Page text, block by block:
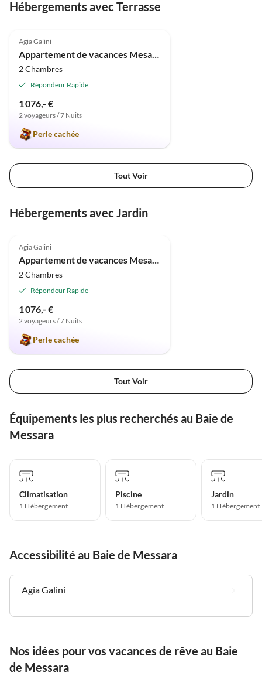
Hébergements avec Terrasse
Agia Galini
Appartement de vacances Mesa Riza
2 Chambres
Répondeur Rapide
1 076,- €
2 voyageurs / 7 Nuits
Perle cachée
Tout Voir
Hébergements avec Jardin
Agia Galini
Appartement de vacances Mesa Riza
2 Chambres
Répondeur Rapide
1 076,- €
2 voyageurs / 7 Nuits
Perle cachée
Tout Voir
Équipements les plus recherchés au Baie de
Messara
Climatisation
1 Hébergement
Piscine
1 Hébergement
Jardin
1 Hébergement
Accessibilité au Baie de Messara
Agia Galini
Nos idées pour vos vacances de rêve au Baie
de Messara